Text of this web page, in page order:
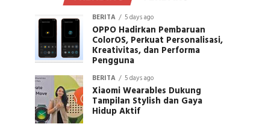
BERITA 5 days ago
OPPO Hadirkan Pembaruan
ColorOS, Perkuat Personalisasi,
Kreativitas, dan Performa
Pengguna
BERITA 5 days ago
Xiaomi Wearables Dukung
Tampilan Stylish dan Gaya
Hidup Aktif